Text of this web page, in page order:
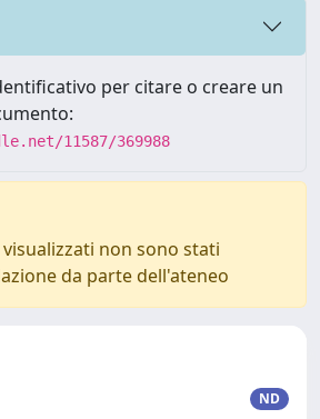
per citare o creare un
11587/369988
non sono stati
da parte dell'ateneo
ND